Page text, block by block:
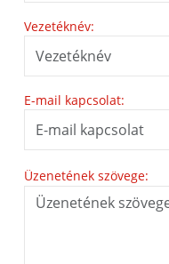
Vezetéknév:
E-mail kapcsolat:
Üzenetének szövege: